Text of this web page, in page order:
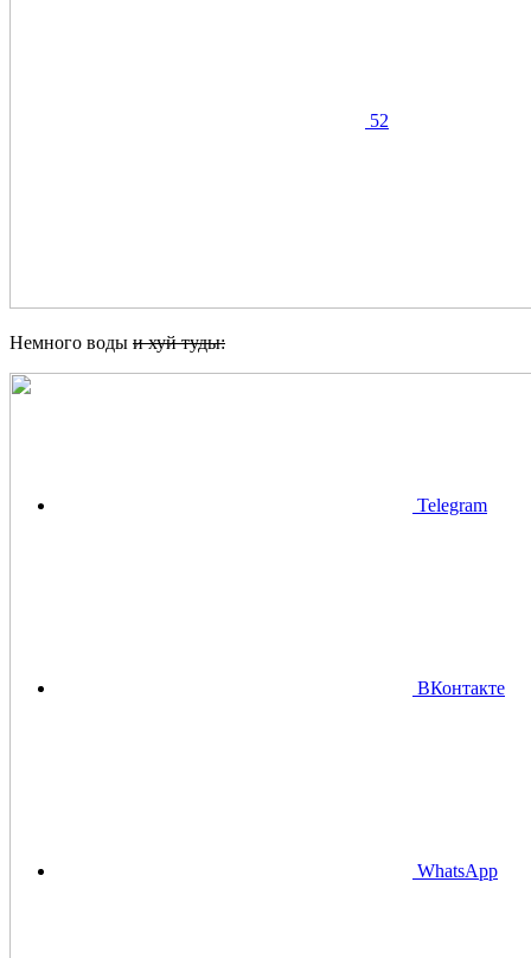
Немного воды и хуй туды:
52
Telegram
ВКонтакте
WhatsApp